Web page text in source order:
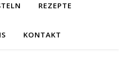
REZEPTE
KONTAKT